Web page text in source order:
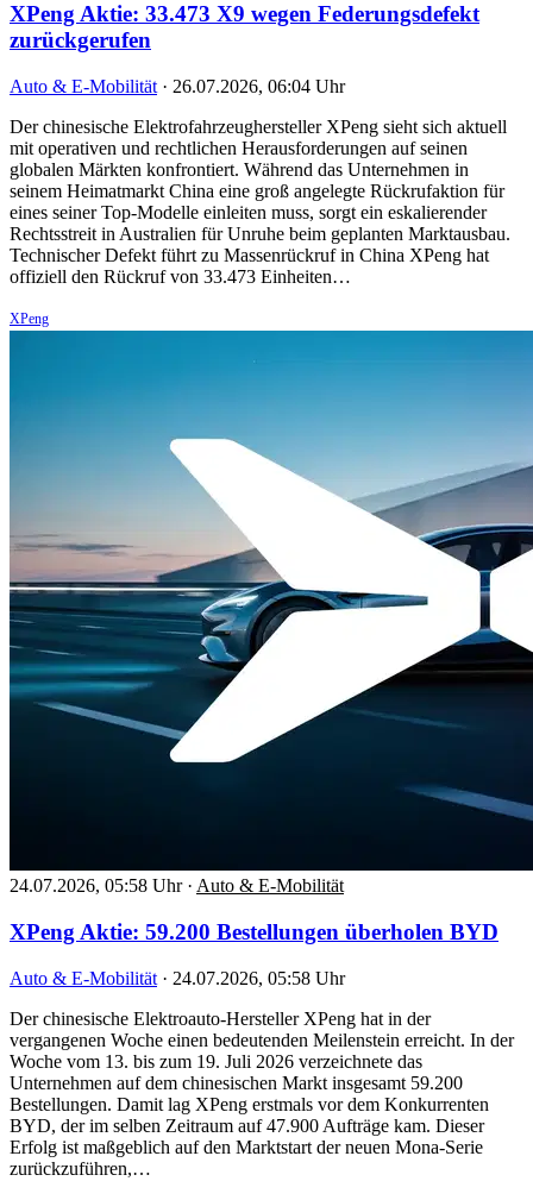
XPeng Aktie: 33.473 X9 wegen Federungsdefekt
zurückgerufen
Auto & E-Mobilität · 26.07.2026, 06:04 Uhr
Der chinesische Elektrofahrzeughersteller XPeng sieht sich aktuell
mit operativen und rechtlichen Herausforderungen auf seinen
globalen Märkten konfrontiert. Während das Unternehmen in
seinem Heimatmarkt China eine groß angelegte Rückrufaktion für
eines seiner Top-Modelle einleiten muss, sorgt ein eskalierender
Rechtsstreit in Australien für Unruhe beim geplanten Marktausbau.
Technischer Defekt führt zu Massenrückruf in China XPeng hat
offiziell den Rückruf von 33.473 Einheiten…
XPeng
24.07.2026, 05:58 Uhr · Auto & E-Mobilität
XPeng Aktie: 59.200 Bestellungen überholen BYD
Auto & E-Mobilität · 24.07.2026, 05:58 Uhr
Der chinesische Elektroauto-Hersteller XPeng hat in der
vergangenen Woche einen bedeutenden Meilenstein erreicht. In der
Woche vom 13. bis zum 19. Juli 2026 verzeichnete das
Unternehmen auf dem chinesischen Markt insgesamt 59.200
Bestellungen. Damit lag XPeng erstmals vor dem Konkurrenten
BYD, der im selben Zeitraum auf 47.900 Aufträge kam. Dieser
Erfolg ist maßgeblich auf den Marktstart der neuen Mona-Serie
zurückzuführen,…